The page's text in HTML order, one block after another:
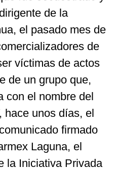
de la
el pasado mes de
de
víctimas de actos
de un grupo que,
con el nombre del
hace unos días, el
firmado
Laguna, el
la Iniciativa Privada